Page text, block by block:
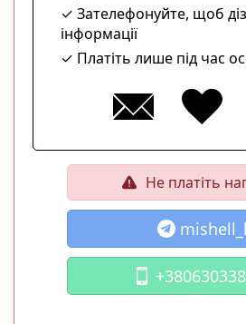
Зателефонуйте, щоб
інформації
Платіть лише під час
Не платіть
mishell_l